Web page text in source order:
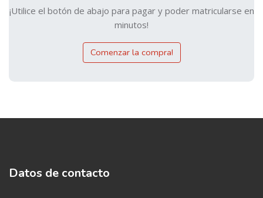
¡Utilice el botón de abajo para pagar y poder matricularse en
minutos!
Comenzar la compra!
Datos de contacto